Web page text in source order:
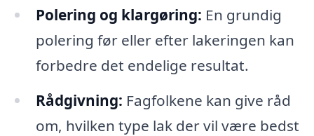
Polering og klargøring: En grundig
polering før eller efter lakeringen kan
forbedre det endelige resultat.
Rådgivning: Fagfolkene kan give råd
om, hvilken type lak der vil være bedst